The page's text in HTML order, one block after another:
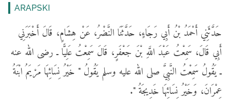
ARAPSKI
حَدَّثَنِي أَحْمَدُ بْنُ أَبِي رَجَاءٍ، حَدَّثَنَا النَّضْرُ، عَنْ هِشَامٍ، قَالَ أَخْبَرَنِي
أَبِي قَالَ، سَمِعْتُ عَبْدَ اللَّهِ بْنَ جَعْفَرٍ، قَالَ سَمِعْتُ عَلِيًّا ـ رضى الله عنه
ـ يَقُولُ سَمِعْتُ النَّبِيَّ صلى الله عليه وسلم يَقُولُ " خَيْرُ نِسَائِهَا مَرْيَمُ ابْنَةُ
عِمْرَانَ، وَخَيْرُ نِسَائِهَا خَدِيجَةُ ".